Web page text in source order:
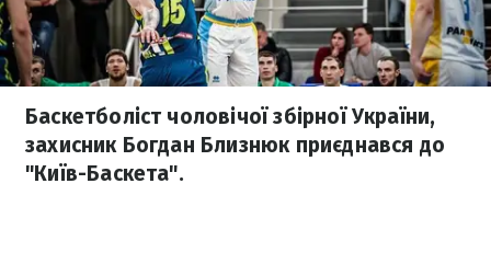
Баскетболіст чоловічої збірної України,
захисник Богдан Близнюк приєднався до
"Київ-Баскета".